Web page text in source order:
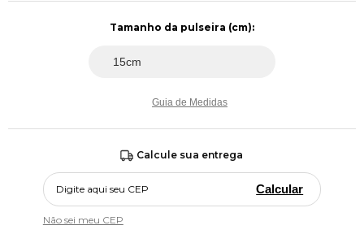
Guia de Medidas
Calcule sua entrega
Calcular
Não sei meu CEP